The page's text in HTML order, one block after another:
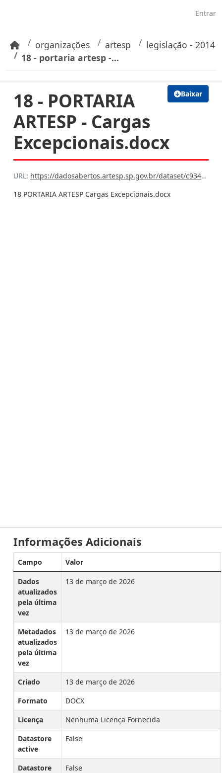
Entrar
organizações artesp
legislação - 2014
18 - portaria artesp -...
Baixar
18 - PORTARIA
ARTESP - Cargas
Excepcionais.docx
URL: https://dadosabertos.artesp.sp.gov.br/dataset/c934da38-af29-4b4e-9abb-3cfdaa6225b9/resource/9f6df8e8-653d-45cf-8d2b-742a369c1a6f/download/18-portaria-artesp-cargas-excepcionais.docx
18 PORTARIA ARTESP Cargas Excepcionais.docx
Informações Adicionais
Campo Valor
Dados
atualizados
pela última
vez
13 de março de 2026
Metadados
atualizados
pela última
vez
13 de março de 2026
Criado
13 de março de 2026
Formato
DOCX
Licença
Nenhuma Licença Fornecida
Datastore
active
False
Datastore
False